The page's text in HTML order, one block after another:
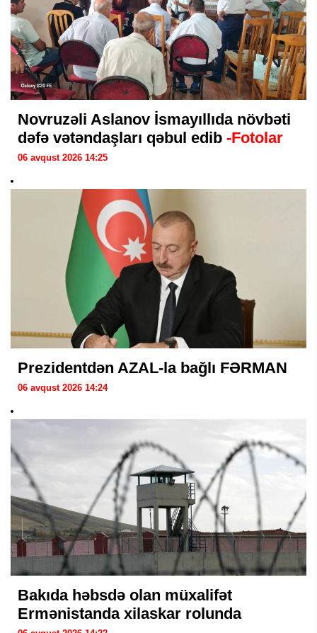
Novruzəli Aslanov İsmayıllıda növbəti
dəfə vətəndaşları qəbul edib -Fotolar
06 avqust 2026 14:25
Prezidentdən AZAL-la bağlı FƏRMAN
06 avqust 2026 14:24
Bakıda həbsdə olan müxalifət
Ermənistanda xilaskar rolunda